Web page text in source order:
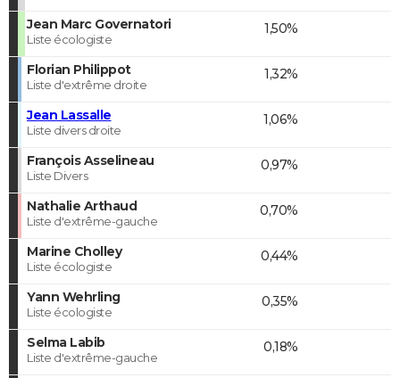
Jean Marc Governatori
Liste écologiste
1,50%
Florian Philippot
Liste d'extrême droite
1,32%
Jean Lassalle
Liste divers droite
1,06%
François Asselineau
Liste Divers
0,97%
Nathalie Arthaud
Liste d'extrême-gauche
0,70%
Marine Cholley
Liste écologiste
0,44%
Yann Wehrling
Liste écologiste
0,35%
Selma Labib
Liste d'extrême-gauche
0,18%